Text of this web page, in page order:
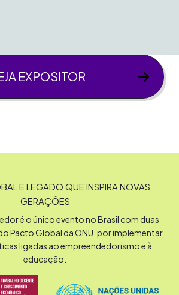
EXPOSITOR
E LEGADO QUE INSPIRA NOVAS
GERAÇÕES
é o único evento no Brasil com duas
Pacto Global da ONU, por implementar
ligadas ao empreendedorismo e à
educação.